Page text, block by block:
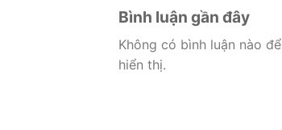
Bình luận gần đây
Không có bình luận nào để
hiển thị.